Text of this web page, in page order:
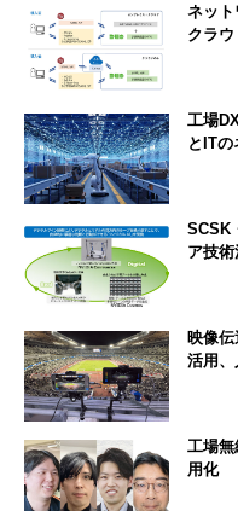
ネット
クラ
工場
とIT
SCSK
ア技
映像
活用
工場
用化